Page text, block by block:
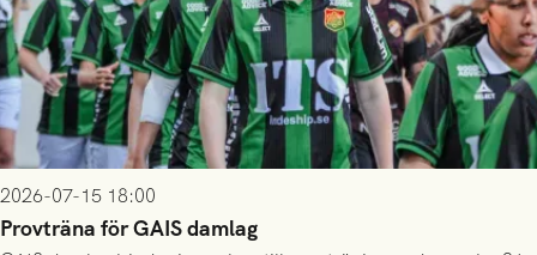
2026-07-15 18:00
Provträna för GAIS damlag